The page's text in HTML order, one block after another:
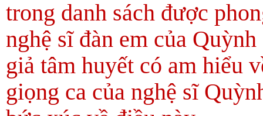
trong danh sách được
nghệ sĩ đàn em của
giả tâm huyết có am hiểu
giọng ca của nghệ sĩ